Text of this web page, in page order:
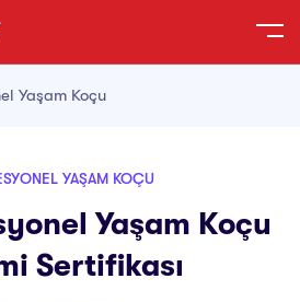
Yaşam Koçu
YAŞAM KOÇU
Yaşam Koçu
Sertifikası